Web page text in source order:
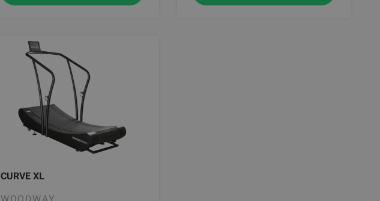
CURVE XL